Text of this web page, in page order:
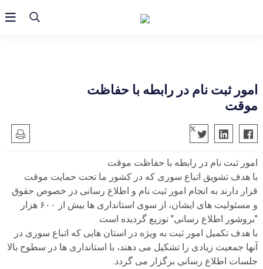
امور ثبت نام در رابطه با حفاظت
موقت
امور ثبت نام در رابطه با حفاظت موقت
با هدف تشویق اتباع سوری که در کشور ما تحت حمایت موقت
قرار دارند به انجام امور ثبت نام و اطلاع رسانی در خصوص حقوق
و مسئولیت های ایشان، از سوی استانداری ها بیش از ۶۰۰ هزار
"بروشور اطلاع رسانی" توزیع گردیده است.
با هدف تکمیل امور ثبت به ویژه در استان هایی که اتباع سوری در
آنها جمعیت زیادی را تشکیل می دهند، با استانداری ها در سطوح بالا
جلسات اطلاع رسانی برگزار می گردد.